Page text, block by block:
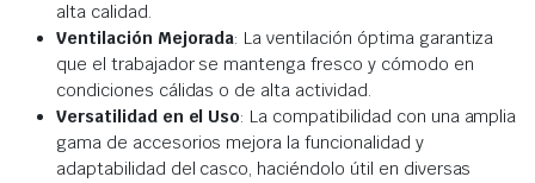
alta calidad.
Ventilación Mejorada: La ventilación óptima garantiza
que el trabajador se mantenga fresco y cómodo en
condiciones cálidas o de alta actividad.
Versatilidad en el Uso: La compatibilidad con una amplia
gama de accesorios mejora la funcionalidad y
adaptabilidad del casco, haciéndolo útil en diversas